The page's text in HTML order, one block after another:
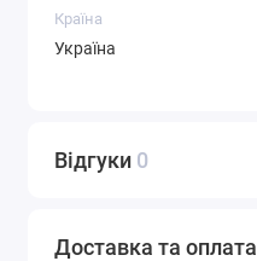
Країна
Україна
Відгуки 0
Доставка та оплата